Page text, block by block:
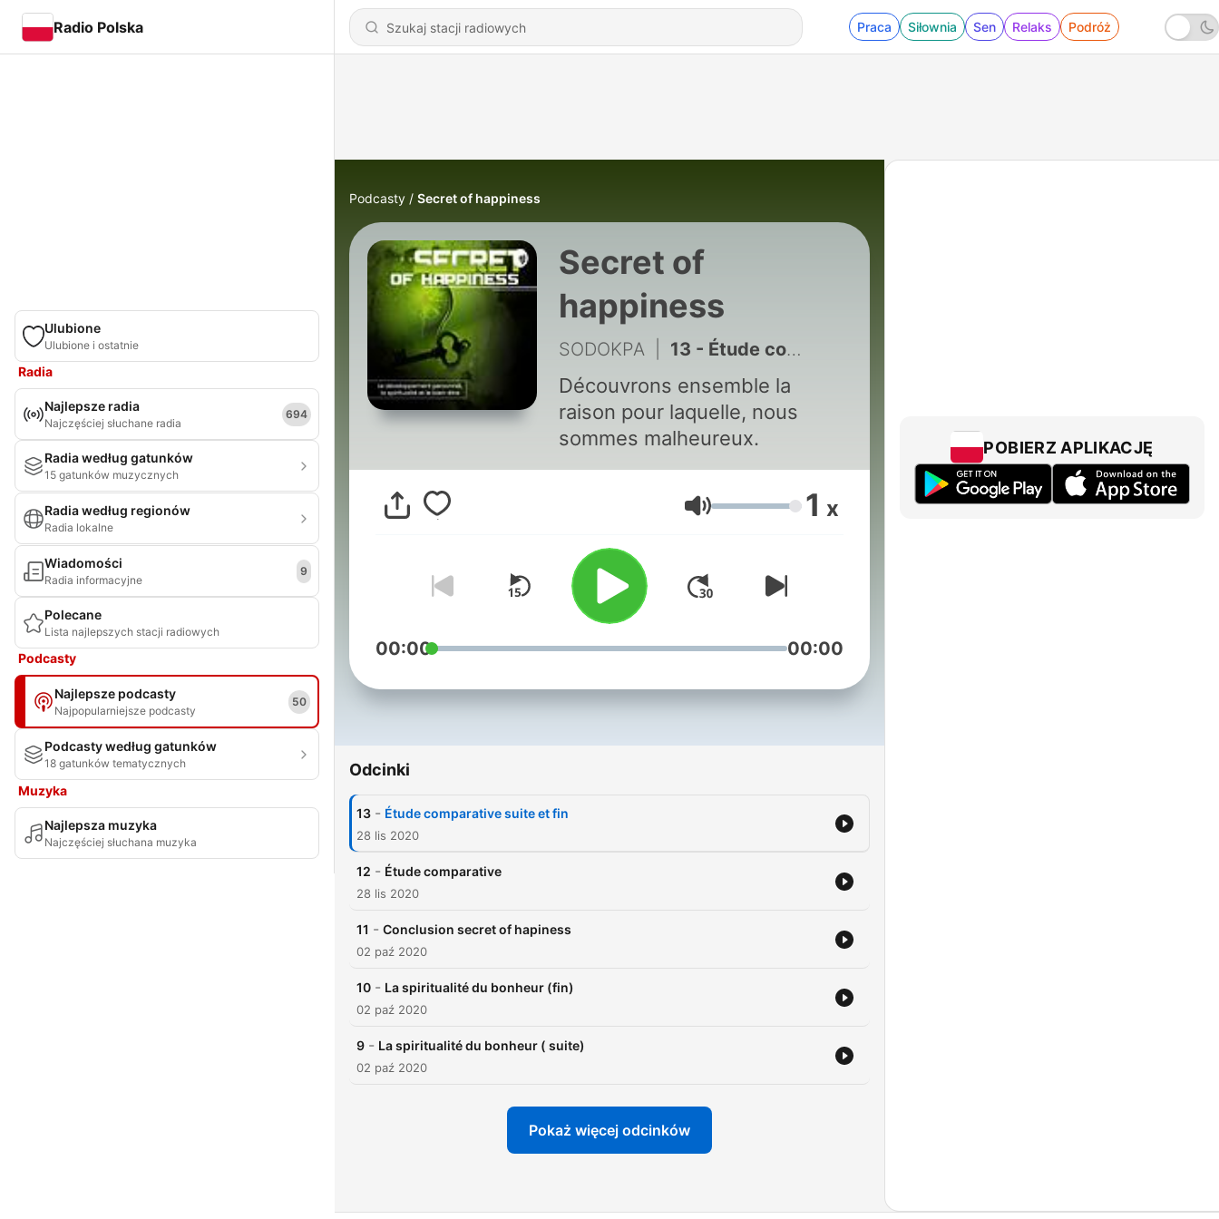
Radio Polska Praca Siłownia Sen Relaks Podróż
Ulubione
Ulubione i ostatnie
Radia
Najlepsze radia
Najczęściej słuchane radia
694
Radia według gatunków
15 gatunków muzycznych
Radia według regionów
Radia lokalne
Wiadomości
Radia informacyjne
9
Polecane
Lista najlepszych stacji radiowych
Podcasty
Najlepsze podcasty
Najpopularniejsze podcasty
50
Podcasty według gatunków
18 gatunków tematycznych
Muzyka
Najlepsza muzyka
Najczęściej słuchana muzyka
Podcasty Secret of happiness
Secret of
happiness
SODOKPA 13 - Étude comparative suite et fin
Découvrons ensemble la
raison pour laquelle, nous
sommes malheureux.
Głośność 1 x
00:00 00:00
Odcinki
13 - Étude comparative suite et fin
28 lis 2020
12 - Étude comparative
28 lis 2020
11 - Conclusion secret of hapiness
02 paź 2020
10 - La spiritualité du bonheur (fin)
02 paź 2020
9 - La spiritualité du bonheur ( suite)
02 paź 2020
Pokaż więcej odcinków
POBIERZ APLIKACJĘ